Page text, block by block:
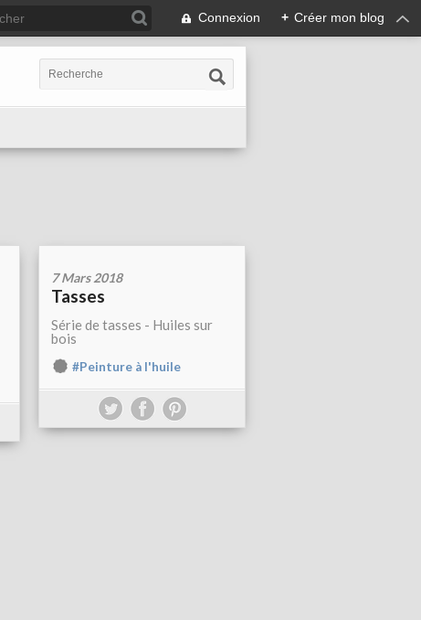
Connexion + Créer mon blog
7 Mars 2018
Tasses
Série de tasses - Huiles sur
bois
#Peinture à l'huile